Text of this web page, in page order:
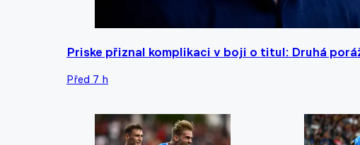
Priske přiznal komplikaci v boji o titul: Druhá
Před 7 h